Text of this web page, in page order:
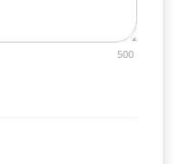
500